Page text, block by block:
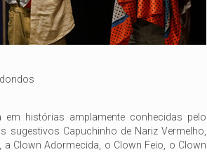
histórias amplamente conhecidas pelo
sugestivos Capuchinho de Nariz Vermelho,
a Clown Adormecida, o Clown Feio, o Clown